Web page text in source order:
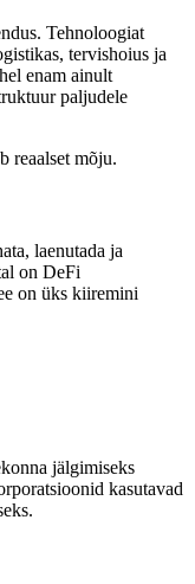
Tehnoloogiat
tervishoius ja
enam ainult
paljudele
reaalset mõju.
laenutada ja
on DeFi
on üks kiiremini
jälgimiseks
kasutavad